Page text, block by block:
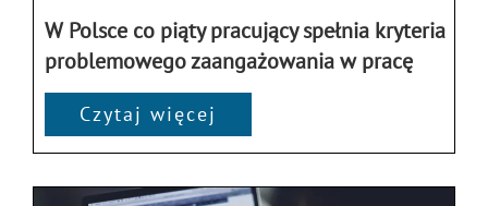
W Polsce co piąty pracujący spełnia kryteria
problemowego zaangażowania w pracę
Czytaj więcej